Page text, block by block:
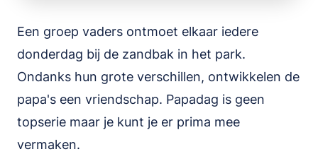
Een groep vaders ontmoet elkaar iedere
donderdag bij de zandbak in het park.
Ondanks hun grote verschillen, ontwikkelen de
papa's een vriendschap. Papadag is geen
topserie maar je kunt je er prima mee
vermaken.